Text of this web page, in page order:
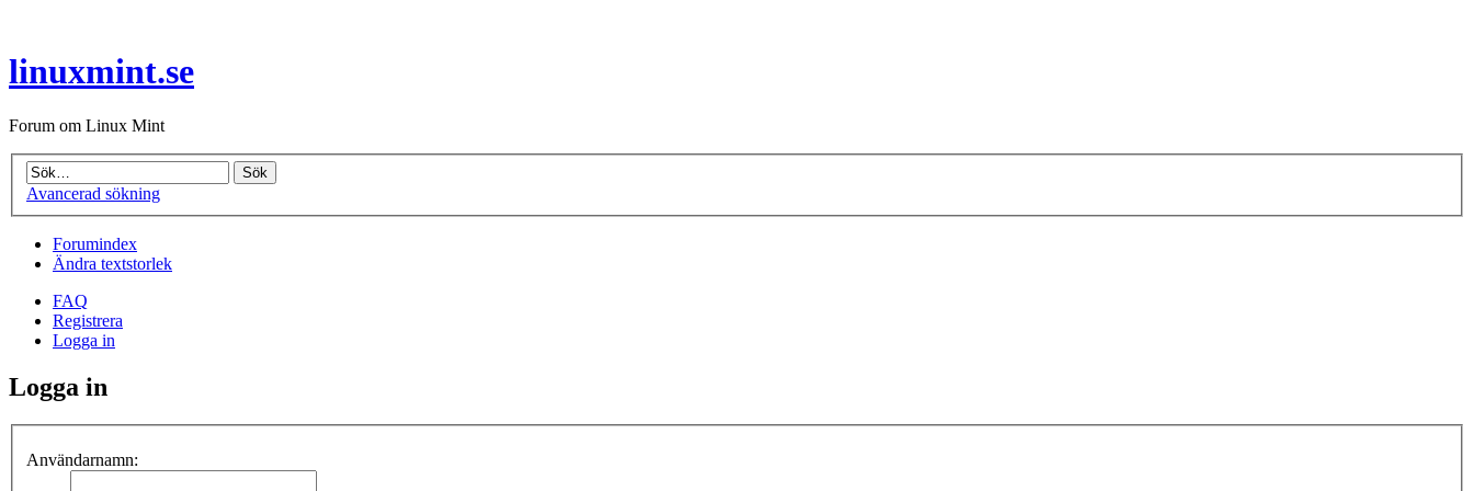
linuxmint.se
Forum om Linux Mint
Avancerad sökning
Forumindex
Ändra textstorlek
FAQ
Registrera
Logga in
Logga in
Användarnamn: